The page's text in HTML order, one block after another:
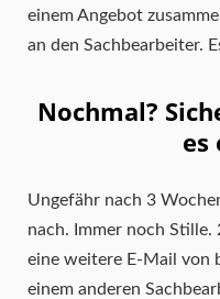
einem Angebot
an den Sachbearbeiter.
Nochmal?
es
Ungefähr nach 3
nach. Immer noch Stille.
eine weitere E-Mail von
einem anderen